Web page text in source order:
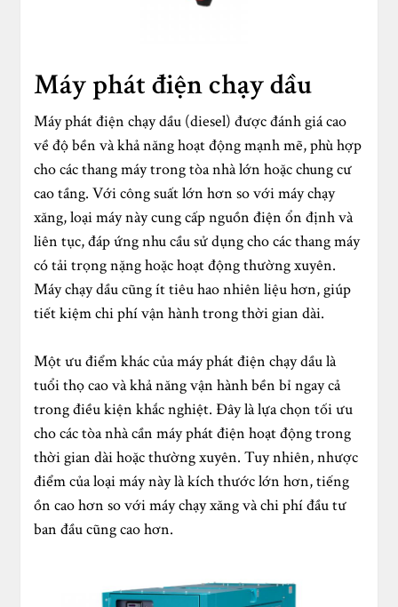
Máy phát điện chạy dầu
Máy phát điện chạy dầu (diesel) được đánh giá cao
về độ bền và khả năng hoạt động mạnh mẽ, phù hợp
cho các thang máy trong tòa nhà lớn hoặc chung cư
cao tầng. Với công suất lớn hơn so với máy chạy
xăng, loại máy này cung cấp nguồn điện ổn định và
liên tục, đáp ứng nhu cầu sử dụng cho các thang máy
có tải trọng nặng hoặc hoạt động thường xuyên.
Máy chạy dầu cũng ít tiêu hao nhiên liệu hơn, giúp
tiết kiệm chi phí vận hành trong thời gian dài.
Một ưu điểm khác của máy phát điện chạy dầu là
tuổi thọ cao và khả năng vận hành bền bỉ ngay cả
trong điều kiện khắc nghiệt. Đây là lựa chọn tối ưu
cho các tòa nhà cần máy phát điện hoạt động trong
thời gian dài hoặc thường xuyên. Tuy nhiên, nhược
điểm của loại máy này là kích thước lớn hơn, tiếng
ồn cao hơn so với máy chạy xăng và chi phí đầu tư
ban đầu cũng cao hơn.